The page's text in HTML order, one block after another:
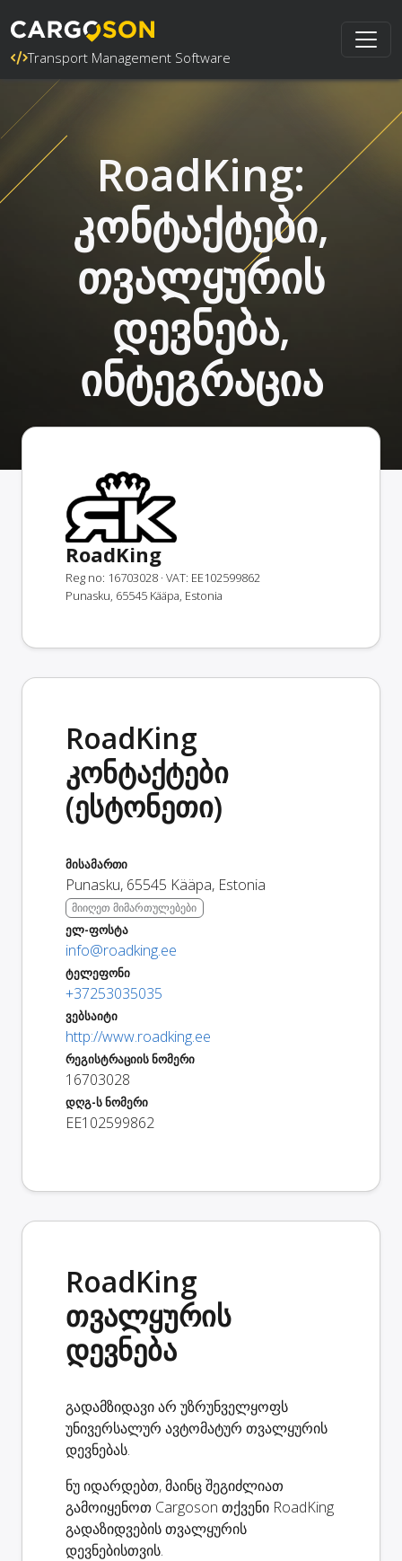
Transport Management Software
RoadKing:
კონტაქტები,
თვალყურის
დევნება,
ინტეგრაცია
RoadKing
Reg no: 16703028 · VAT: EE102599862
Punasku, 65545 Kääpa, Estonia
RoadKing
კონტაქტები
(ესტონეთი)
მისამართი
Punasku, 65545 Kääpa, Estonia
მიიღეთ მიმართულებები
ელ-ფოსტა
info@roadking.ee
ტელეფონი
+37253035035
ვებსაიტი
http://www.roadking.ee
რეგისტრაციის ნომერი
16703028
დღგ-ს ნომერი
EE102599862
RoadKing
თვალყურის
დევნება
გადამზიდავი არ უზრუნველყოფს
უნივერსალურ ავტომატურ თვალყურის
დევნებას.
ნუ იდარდებთ, მაინც შეგიძლიათ
გამოიყენოთ Cargoson თქვენი RoadKing
გადაზიდვების თვალყურის
დევნებისთვის.